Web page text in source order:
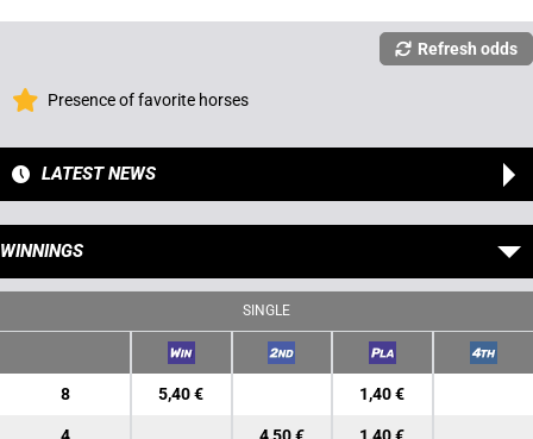
Refresh odds
Presence of favorite horses
LATEST NEWS
WINNINGS
SINGLE
8 5,40 € 1,40 €